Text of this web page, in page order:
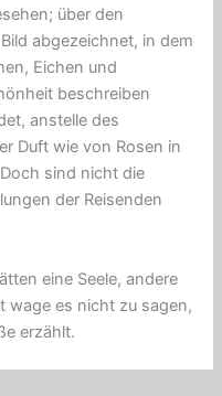
über den
abgezeichnet, in dem
Eichen und
beschreiben
anstelle des
Duft wie von Rosen in
sind nicht die
der Reisenden
eine Seele, andere
wage es nicht zu sagen,
erzählt.